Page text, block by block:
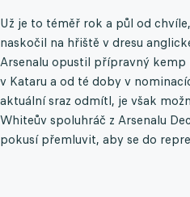
Už je to téměř rok a půl od
naskočil na hřiště v dresu
Arsenalu opustil přípravný
v Kataru a od té doby v
aktuální sraz odmítl, je však
Whiteův spoluhráč z Arsenalu
pokusí přemluvit, aby se do